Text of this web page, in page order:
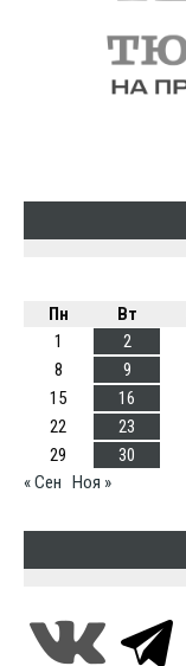
Пн
Вт
1
2
8
9
15
16
22
23
29
30
« Сен Ноя »